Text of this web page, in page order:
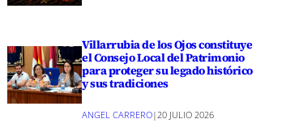
Villarrubia de los Ojos constituye
el Consejo Local del Patrimonio
para proteger su legado histórico
y sus tradiciones
ANGEL CARRERO| 20 JULIO 2026